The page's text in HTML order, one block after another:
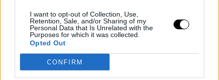
I want to opt-out of Collection, Use,
Retention, Sale, and/or Sharing of my
Personal Data that Is Unrelated with the
Purposes for which it was collected.
Opted Out
CONFIRM